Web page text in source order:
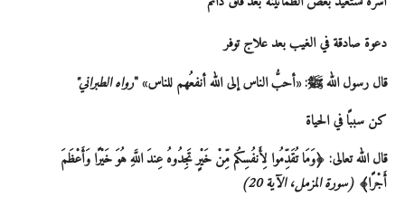
دعوة صادقة في الغيب بعد علاج توفر
قال رسول الله ﷺ:«أحبُّ الناس إلى الله أنفعُهم للناس» "رواه الطبراني"
كن سببًا في الحياة
قال الله تعالى:﴿وَمَا تُقَدِّمُوا لِأَنفُسِكُم مِّنْ خَيْرٍ تَجِدُوهُ عِندَ اللَّهِ هُوَ خَيْرًا وَأَعْظَمَ
أَجْرًا﴾ (سورة المزمل، الآية 20)